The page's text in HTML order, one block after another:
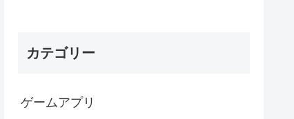
カテゴリー
ゲームアプリ